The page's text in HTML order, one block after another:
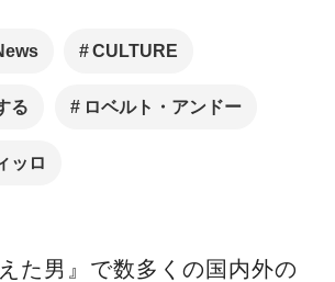
CULTURE
る ロベルト・アンドー
ッロ
た男』で数多くの国内外の